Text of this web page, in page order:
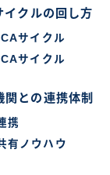
クルの回し方
サイクル
サイクル
との連携体制
携
有ノウハウ